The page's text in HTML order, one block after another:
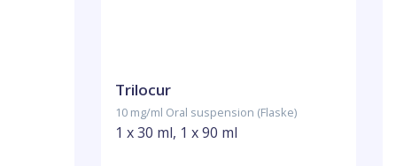
Trilocur
10 mg/ml Oral suspension (Flaske)
1 x 30 ml, 1 x 90 ml